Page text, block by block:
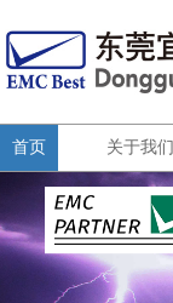
首页 关于我们